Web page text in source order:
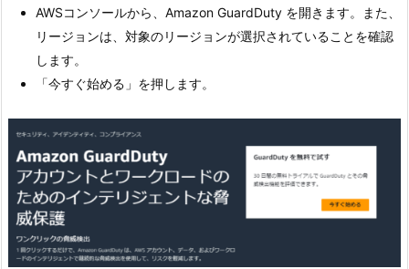
AWSコンソールから、Amazon GuardDuty を開きます。また、
リージョンは、対象のリージョンが選択されていることを確認
します。
「今すぐ始める」を押します。